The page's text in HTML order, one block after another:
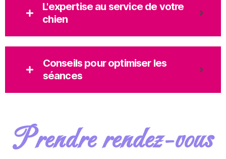
L'expertise au service de votre
chien
Conseils pour optimiser les
séances
Prendre rendez-vous